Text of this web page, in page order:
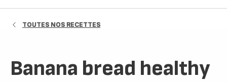
TOUTES NOS RECETTES
Banana bread healthy